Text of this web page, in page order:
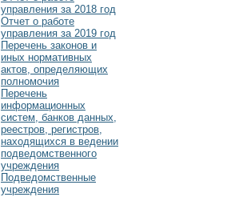
управления за 2018 год
Отчет о работе
управления за 2019 год
Перечень законов и
иных нормативных
актов, определяющих
полномочия
Перечень
информационных
систем, банков данных,
реестров, регистров,
находящихся в ведении
подведомственного
учреждения
Подведомственные
учреждения